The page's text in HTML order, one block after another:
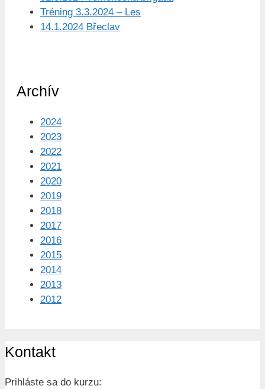
Tréning 3.3.2024 – Les
14.1.2024 Břeclav
Archív
2024
2023
2022
2021
2020
2019
2018
2017
2016
2015
2014
2013
2012
Kontakt
Prihláste sa do kurzu: